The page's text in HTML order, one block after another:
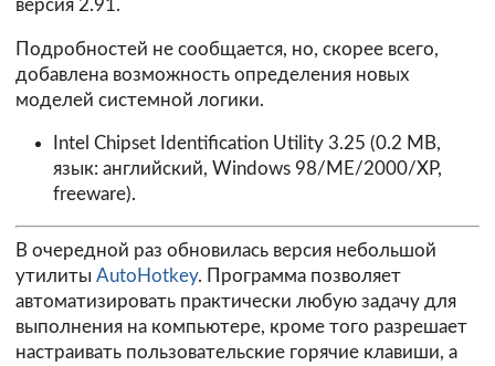
версия 2.91.
Подробностей не сообщается, но, скорее всего,
добавлена возможность определения новых
моделей системной логики.
Intel Chipset Identification Utility 3.25 (0.2 MB,
язык: английский, Windows 98/ME/2000/XP,
freeware).
В очередной раз обновилась версия небольшой
утилиты AutoHotkey. Программа позволяет
автоматизировать практически любую задачу для
выполнения на компьютере, кроме того разрешает
настраивать пользовательские горячие клавиши, а